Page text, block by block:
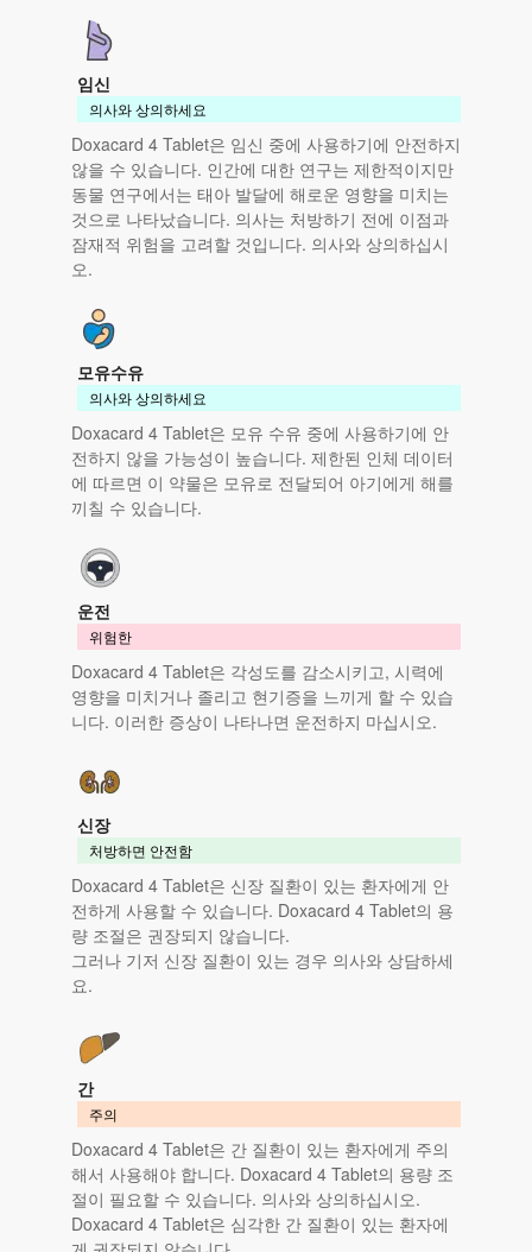
임신
의사와 상의하세요
Doxacard 4 Tablet은 임신 중에 사용하기에 안전하지
않을 수 있습니다. 인간에 대한 연구는 제한적이지만
동물 연구에서는 태아 발달에 해로운 영향을 미치는
것으로 나타났습니다. 의사는 처방하기 전에 이점과
잠재적 위험을 고려할 것입니다. 의사와 상의하십시
오.
모유수유
의사와 상의하세요
Doxacard 4 Tablet은 모유 수유 중에 사용하기에 안
전하지 않을 가능성이 높습니다. 제한된 인체 데이터
에 따르면 이 약물은 모유로 전달되어 아기에게 해를
끼칠 수 있습니다.
운전
위험한
Doxacard 4 Tablet은 각성도를 감소시키고, 시력에
영향을 미치거나 졸리고 현기증을 느끼게 할 수 있습
니다. 이러한 증상이 나타나면 운전하지 마십시오.
신장
처방하면 안전함
Doxacard 4 Tablet은 신장 질환이 있는 환자에게 안
전하게 사용할 수 있습니다. Doxacard 4 Tablet의 용
량 조절은 권장되지 않습니다.
그러나 기저 신장 질환이 있는 경우 의사와 상담하세
요.
간
주의
Doxacard 4 Tablet은 간 질환이 있는 환자에게 주의
해서 사용해야 합니다. Doxacard 4 Tablet의 용량 조
절이 필요할 수 있습니다. 의사와 상의하십시오.
Doxacard 4 Tablet은 심각한 간 질환이 있는 환자에